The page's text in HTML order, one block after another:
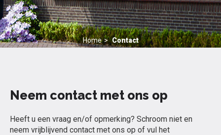
Home Contact
Neem contact met ons op
Heeft u een vraag en/of opmerking? Schroom niet en
neem vrijblijvend contact met ons op of vul het